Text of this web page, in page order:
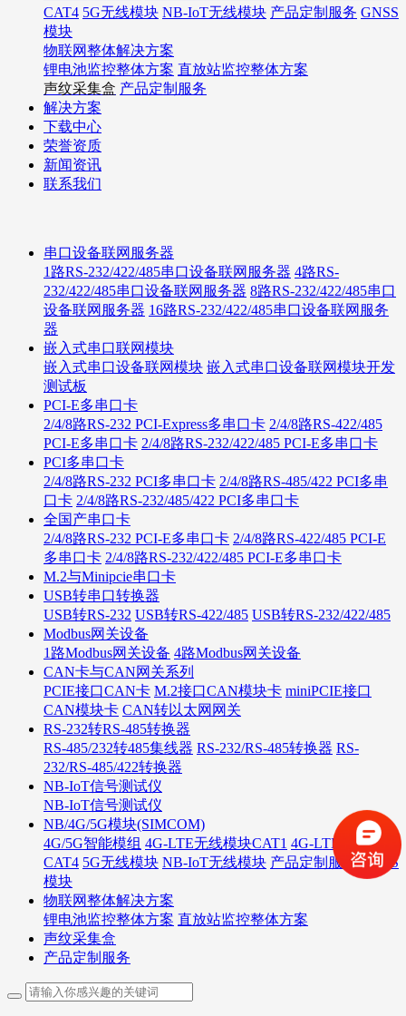
CAT4 5G无线模块 NB-IoT无线模块 产品定制服务 GNSS
模块
物联网整体解决方案
锂电池监控整体方案 直放站监控整体方案
声纹采集盒 产品定制服务
解决方案
下载中心
荣誉资质
新闻资讯
联系我们
串口设备联网服务器
1路RS-232/422/485串口设备联网服务器 4路RS-
232/422/485串口设备联网服务器 8路RS-232/422/485串口
设备联网服务器 16路RS-232/422/485串口设备联网服务
器
嵌入式串口联网模块
嵌入式串口设备联网模块 嵌入式串口设备联网模块开发
测试板
PCI-E多串口卡
2/4/8路RS-232 PCI-Express多串口卡 2/4/8路RS-422/485
PCI-E多串口卡 2/4/8路RS-232/422/485 PCI-E多串口卡
PCI多串口卡
2/4/8路RS-232 PCI多串口卡 2/4/8路RS-485/422 PCI多串
口卡 2/4/8路RS-232/485/422 PCI多串口卡
全国产串口卡
2/4/8路RS-232 PCI-E多串口卡 2/4/8路RS-422/485 PCI-E
多串口卡 2/4/8路RS-232/422/485 PCI-E多串口卡
M.2与Minipcie串口卡
USB转串口转换器
USB转RS-232 USB转RS-422/485 USB转RS-232/422/485
Modbus网关设备
1路Modbus网关设备 4路Modbus网关设备
CAN卡与CAN网关系列
PCIE接口CAN卡 M.2接口CAN模块卡 miniPCIE接口
CAN模块卡 CAN转以太网网关
RS-232转RS-485转换器
RS-485/232转485集线器 RS-232/RS-485转换器 RS-
232/RS-485/422转换器
NB-IoT信号测试仪
NB-IoT信号测试仪
NB/4G/5G模块(SIMCOM)
4G/5G智能模组 4G-LTE无线模块CAT1 4G-LTE无线模块
CAT4 5G无线模块 NB-IoT无线模块 产品定制服务 GNSS
模块
物联网整体解决方案
锂电池监控整体方案 直放站监控整体方案
声纹采集盒
产品定制服务